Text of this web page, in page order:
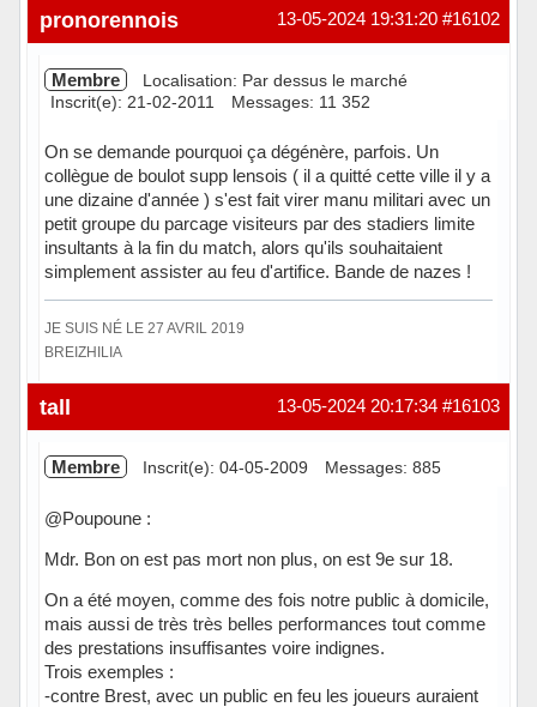
Hors ligne #16102
13-05-2024 19:31:20
pronorennois
Membre
Localisation: Par dessus le marché
Inscrit(e): 21-02-2011
Messages: 11 352
On se demande pourquoi ça dégénère, parfois. Un
collègue de boulot supp lensois ( il a quitté cette ville il y a
une dizaine d'année ) s'est fait virer manu militari avec un
petit groupe du parcage visiteurs par des stadiers limite
insultants à la fin du match, alors qu'ils souhaitaient
simplement assister au feu d'artifice. Bande de nazes !
JE SUIS NÉ LE 27 AVRIL 2019
BREIZHILIA
Hors ligne #16103
13-05-2024 20:17:34
tall
Membre Inscrit(e): 04-05-2009 Messages: 885
@Poupoune :
Mdr. Bon on est pas mort non plus, on est 9e sur 18.
On a été moyen, comme des fois notre public à domicile,
mais aussi de très très belles performances tout comme
des prestations insuffisantes voire indignes.
Trois exemples :
-contre Brest, avec un public en feu les joueurs auraient